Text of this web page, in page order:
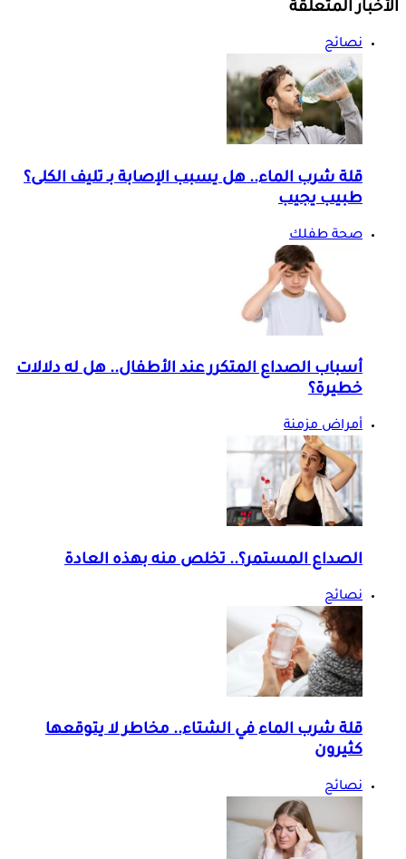
الأخبار المتعلقة
نصائح
قلة شرب الماء.. هل يسبب الإصابة بـ تليف الكلى؟
طبيب يجيب
صحة طفلك
أسباب الصداع المتكرر عند الأطفال.. هل له دلالات
خطيرة؟
أمراض مزمنة
الصداع المستمر؟.. تخلص منه بهذه العادة
نصائح
قلة شرب الماء في الشتاء.. مخاطر لا يتوقعها
كثيرون
نصائح